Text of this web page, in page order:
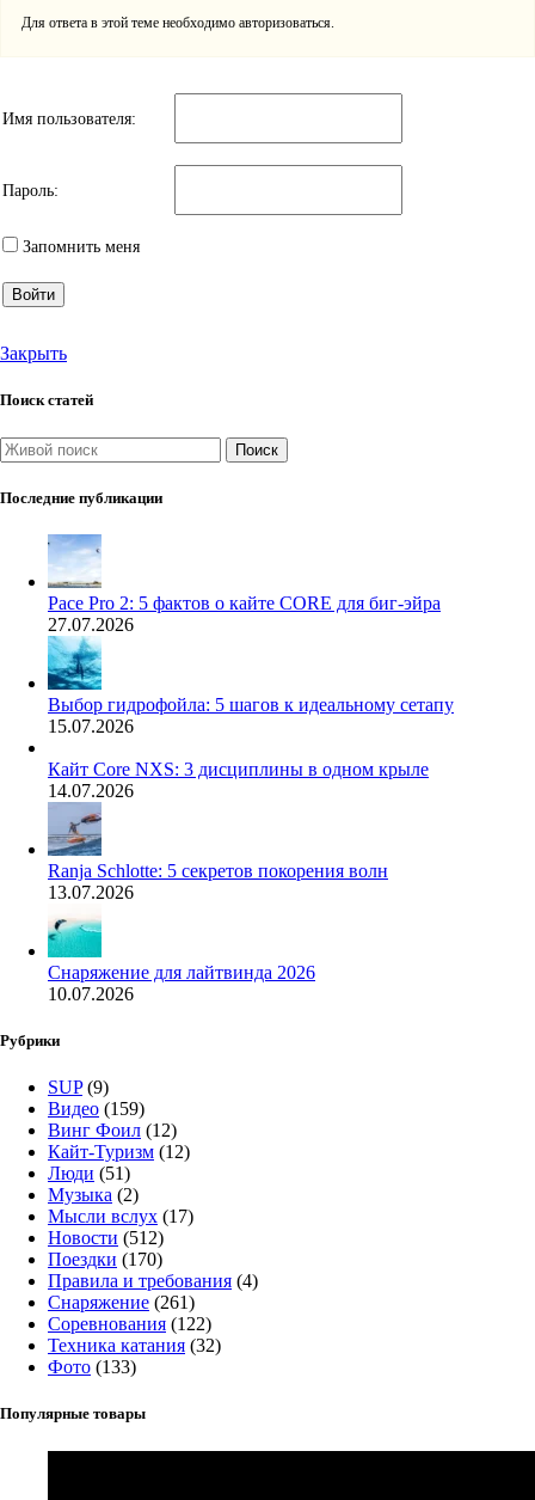
Для ответа в этой теме необходимо авторизоваться.
Имя пользователя:
Пароль:
Запомнить меня
Войти
Закрыть
Поиск статей
Поиск
Последние публикации
Pace Pro 2: 5 фактов о кайте CORE для биг-эйра
27.07.2026
Выбор гидрофойла: 5 шагов к идеальному сетапу
15.07.2026
Кайт Core NXS: 3 дисциплины в одном крыле
14.07.2026
Ranja Schlotte: 5 секретов покорения волн
13.07.2026
Снаряжение для лайтвинда 2026
10.07.2026
Рубрики
SUP(9)
Видео (159)
Винг Фоил (12)
Кайт-Туризм (12)
Люди (51)
Музыка (2)
Мысли вслух (17)
Новости (512)
Поездки (170)
Правила и требования (4)
Снаряжение (261)
Соревнования (122)
Техника катания (32)
Фото (133)
Популярные товары